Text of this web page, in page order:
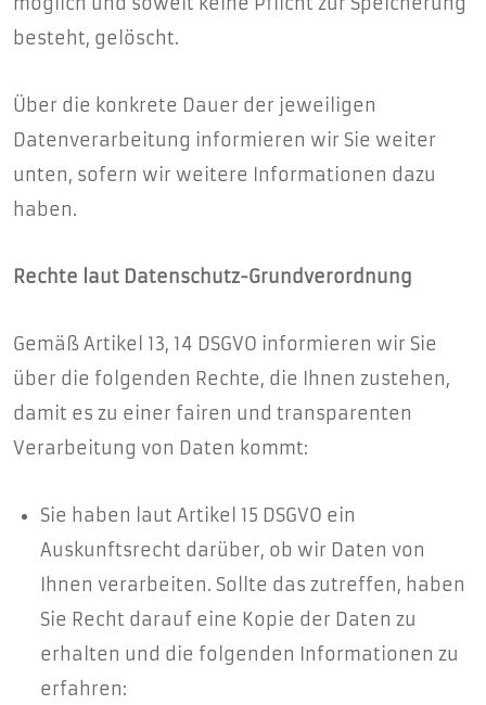
besteht, gelöscht.
Über die konkrete Dauer der jeweiligen
Datenverarbeitung informieren wir Sie weiter
unten, sofern wir weitere Informationen dazu
haben.
Rechte laut Datenschutz-Grundverordnung
Gemäß Artikel 13, 14 DSGVO informieren wir Sie
über die folgenden Rechte, die Ihnen zustehen,
damit es zu einer fairen und transparenten
Verarbeitung von Daten kommt:
Sie haben laut Artikel 15 DSGVO ein
Auskunftsrecht darüber, ob wir Daten von
Ihnen verarbeiten. Sollte das zutreffen, haben
Sie Recht darauf eine Kopie der Daten zu
erhalten und die folgenden Informationen zu
erfahren: